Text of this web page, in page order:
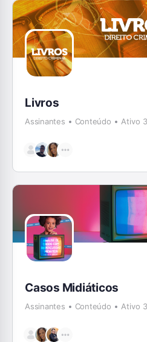
Livros
Assinantes Conteúdo Ativo
Casos Midiáticos
Assinantes Conteúdo Ativo